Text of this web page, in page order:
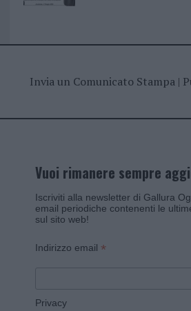
Invia un Comunicato Stampa|
Vuoi rimanere sempre
Iscriviti alla newsletter di Gallura
email periodiche contenenti le
sul sito web!
Indirizzo email *
Privacy